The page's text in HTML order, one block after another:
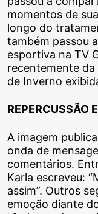
momentos de
longo do
também passou
esportiva na TV
recentemente
de Inverno
REPERCUSSÃO
A imagem
onda de
comentários.
Karla escreveu:
assim”. Outros
emoção diante